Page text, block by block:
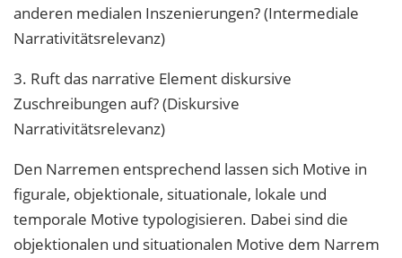
anderen medialen Inszenierungen? (Intermediale
Narrativitätsrelevanz)
3. Ruft das narrative Element diskursive
Zuschreibungen auf? (Diskursive
Narrativitätsrelevanz)
Den Narremen entsprechend lassen sich Motive in
figurale, objektionale, situationale, lokale und
temporale Motive typologisieren. Dabei sind die
objektionalen und situationalen Motive dem Narrem